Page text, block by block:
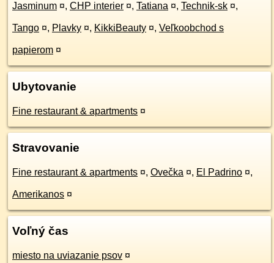
Jasminum ¤, CHP interier ¤, Tatiana ¤, Technik-sk ¤,
Tango ¤, Plavky ¤, KikkiBeauty ¤, Veľkoobchod s
papierom ¤
Ubytovanie
Fine restaurant & apartments ¤
Stravovanie
Fine restaurant & apartments ¤, Ovečka ¤, El Padrino ¤,
Amerikanos ¤
Voľný čas
miesto na uviazanie psov ¤